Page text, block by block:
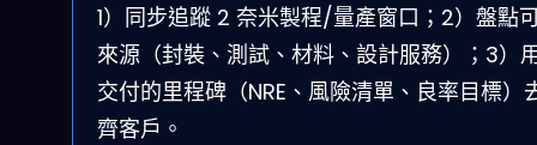
1）同步追蹤 2 奈米製程/量產窗口；2）盤點
來源（封裝、測試、材料、設計服務）；3）
交付的里程碑（NRE、風險清單、良率目標）
齊客戶。